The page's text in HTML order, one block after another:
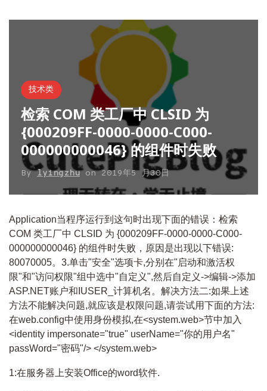
技术类
检索 COM 类工厂中 CLSID 为
{000209FF-0000-0000-C000-
000000000046} 的组件时失败
Bylyingzhuon2019年5 月30日
Application当程序运行到这句时出现下面的错误：检索
COM 类工厂中 CLSID 为 {000209FF-0000-0000-C000-
000000000046} 的组件时失败，原因是出现以下错误:
80070005。3.单击"安全"选项卡,分别在"启动和激活权
限"和"访问权限"组中选中"自定义",然后自定义->编辑->添加
ASP.NET账户和IUSER_计算机名。解决方法二:如果上述
方法不能解决问题,就应该是权限问题,请尝试用下面的方法:
在web.config中使用身份模拟,在<system.web>节中加入
<identity impersonate="true" userName="你的用户名"
passWord="密码"/> </system.web>
1:在服务器上安装Office的word软件.